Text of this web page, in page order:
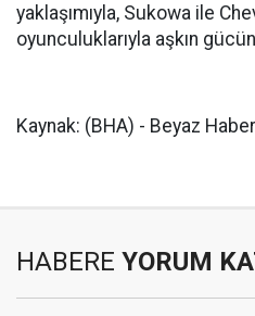
yaklaşımıyla, Sukowa ile
oyunculuklarıyla aşkın
Kaynak: (BHA) - Beyaz
HABERE YORUM